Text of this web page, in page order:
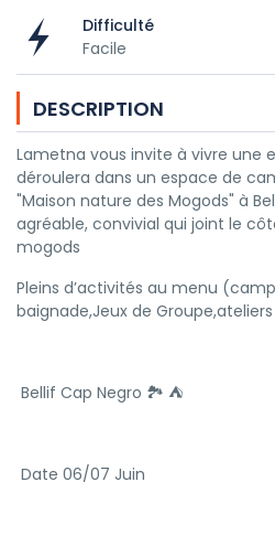
Difficulté
Facile
DESCRIPTION
Lametna vous invite à vivre une
déroulera dans un espace de
"Maison nature des Mogods" à
agréable, convivial qui joint le
mogods
Pleins d’activités au menu
baignade,Jeux de
Bellif Cap Negro 🏞 ⛺️
Date 06/07 Juin